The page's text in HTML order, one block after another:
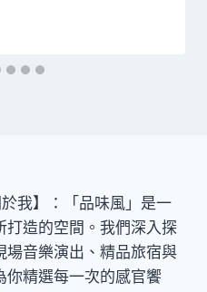
我】：「品味風」是一
造的空間。我們深入探
場音樂演出、精品旅宿與
你精選每一次的感官饗